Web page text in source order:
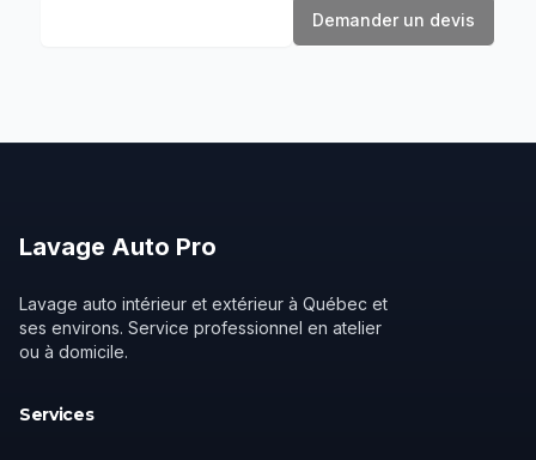
Demander un devis
Lavage Auto Pro
Lavage auto intérieur et extérieur à Québec et
ses environs. Service professionnel en atelier
ou à domicile.
Services